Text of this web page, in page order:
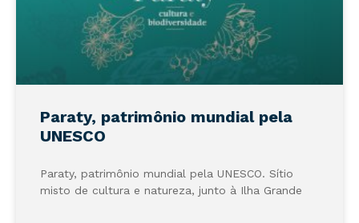
Paraty, patrimônio mundial pela
UNESCO
Paraty, patrimônio mundial pela UNESCO. Sítio
misto de cultura e natureza, junto à Ilha Grande